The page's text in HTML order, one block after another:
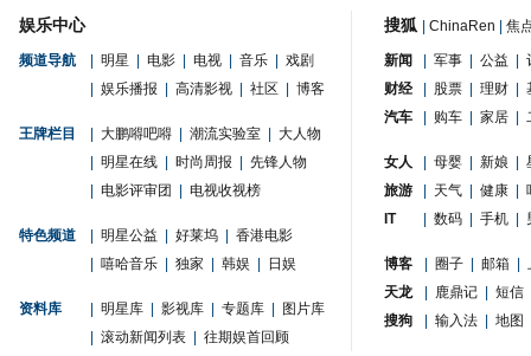
娱乐中心
频道导航 明星 电影 电视 音乐
戏剧
娱乐播报 高清影视 社区 博客
王牌栏目 大鹏嘚吧嘚 潮流实验室
大人物
明星在线 时尚周报
先锋人物
电影评审团 电视收视榜
特色频道 明星公益 好莱坞
香港电影
嘻哈音乐 独家 韩娱 日娱
资料库 明星库 影视库 专题库
图片库
滚动新闻列表 往期娱首回顾
搜狐 ChinaRen 焦
新闻 军事 公益
财经
股票 理财
汽车
购车 家居
女人 母婴 新娘
旅游
天气 健康
IT
数码 手机
博客 圈子 邮箱
天龙
鹿鼎记
短信
搜狗
输入法 地图